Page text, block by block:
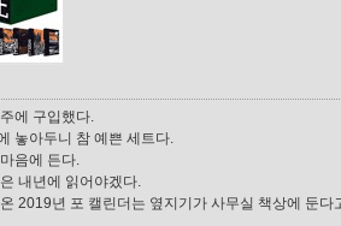
에 구입했다.
놓아두니 참 예쁜 세트다.
음에 든다.
내년에 읽어야겠다.
2019년 포 캘린더는 옆지기가 사무실 책상에 둔다